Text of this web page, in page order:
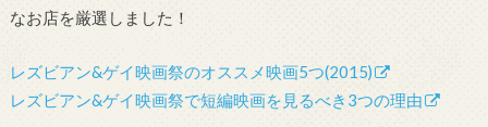
なお店を厳選しました！
レズビアン&ゲイ映画祭のオススメ映画5つ(2015)
レズビアン&ゲイ映画祭で短編映画を見るべき3つの理由